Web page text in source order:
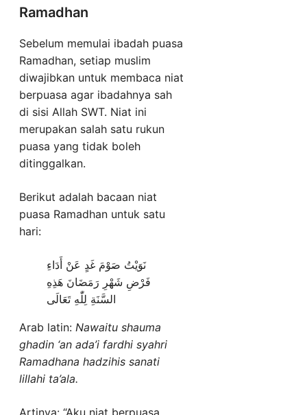
Ramadhan
Sebelum memulai ibadah puasa
Ramadhan, setiap muslim
diwajibkan untuk membaca niat
berpuasa agar ibadahnya sah
di sisi Allah SWT. Niat ini
merupakan salah satu rukun
puasa yang tidak boleh
ditinggalkan.
Berikut adalah bacaan niat
puasa Ramadhan untuk satu
hari:
نَوَيْتُ صَوْمَ غَدٍ عَنْ أَدَاءِ
فَرْضِ شَهْرِ رَمَضَانَ هَذِهِ
السَّنَةِ لِلّٰهِ تَعَالَى
Arab latin: Nawaitu shauma
ghadin ‘an ada’i fardhi syahri
Ramadhana hadzihis sanati
lillahi ta’ala.
Artinya: “Aku niat berpuasa